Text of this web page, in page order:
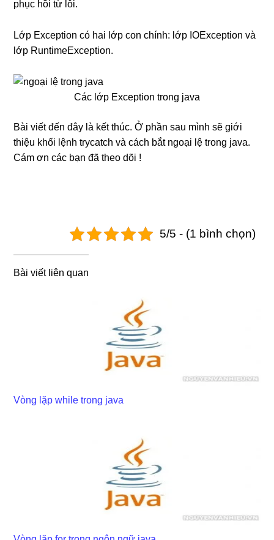
phục hồi từ lỗi.
Lớp Exception có hai lớp con chính: lớp IOException và
lớp RuntimeException.
Các lớp Exception trong java
Bài viết đến đây là kết thúc. Ở phần sau mình sẽ giới
thiệu khối lệnh trycatch và cách bắt ngoại lệ trong java.
Cám ơn các bạn đã theo dõi !
5/5 - (1 bình chọn)
Bài viết liên quan
Vòng lặp while trong java